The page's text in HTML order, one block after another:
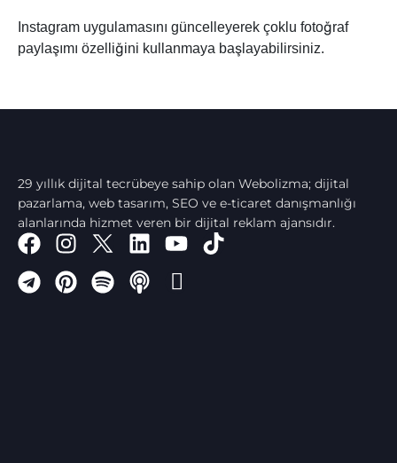
Instagram uygulamasını güncelleyerek çoklu fotoğraf
paylaşımı özelliğini kullanmaya başlayabilirsiniz.
29 yıllık dijital tecrübeye sahip olan Webolizma; dijital
pazarlama, web tasarım, SEO ve e-ticaret danışmanlığı
alanlarında hizmet veren bir dijital reklam ajansıdır.